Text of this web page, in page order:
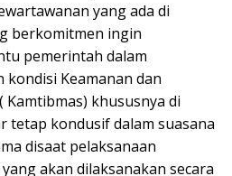
yang ada di
berkomitmen ingin
pemerintah dalam
kondisi Keamanan dan
khususnya di
tetap kondusif dalam suasana
disaat pelaksanaan
akan dilaksanakan secara